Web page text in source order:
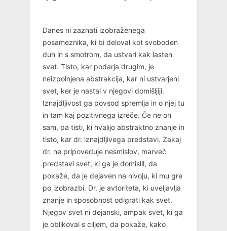
Danes ni zaznati izobraženega
posameznika, ki bi deloval kot svoboden
duh in s smotrom, da ustvari kak lasten
svet. Tisto, kar podarja drugim, je
neizpolnjena abstrakcija, kar ni ustvarjeni
svet, ker je nastal v njegovi domišljiji.
Iznajdljivost ga povsod spremlja in o njej tu
in tam kaj pozitivnega izreče. Če ne on
sam, pa tisti, ki hvalijo abstraktno znanje in
tisto, kar dr. iznajdljivega predstavi. Zakaj
dr. ne pripoveduje nesmislov, marveč
predstavi svet, ki ga je domislil, da
pokaže, da je dejaven na nivoju, ki mu gre
po izobrazbi. Dr. je avtoriteta, ki uveljavlja
znanje in sposobnost odigrati kak svet.
Njegov svet ni dejanski, ampak svet, ki ga
je oblikoval s ciljem, da pokaže, kako